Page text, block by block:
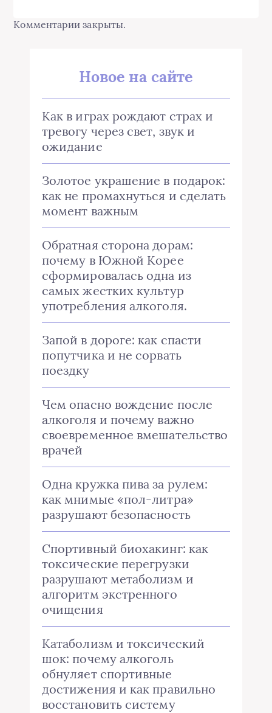
Комментарии закрыты.
Новое на сайте
Как в играх рождают страх и
тревогу через свет, звук и
ожидание
Золотое украшение в подарок:
как не промахнуться и сделать
момент важным
Обратная сторона дорам:
почему в Южной Корее
сформировалась одна из
самых жестких культур
употребления алкоголя.
Запой в дороге: как спасти
попутчика и не сорвать
поездку
Чем опасно вождение после
алкоголя и почему важно
своевременное вмешательство
врачей
Одна кружка пива за рулем:
как мнимые «пол-литра»
разрушают безопасность
Спортивный биохакинг: как
токсические перегрузки
разрушают метаболизм и
алгоритм экстренного
очищения
Катаболизм и токсический
шок: почему алкоголь
обнуляет спортивные
достижения и как правильно
восстановить систему